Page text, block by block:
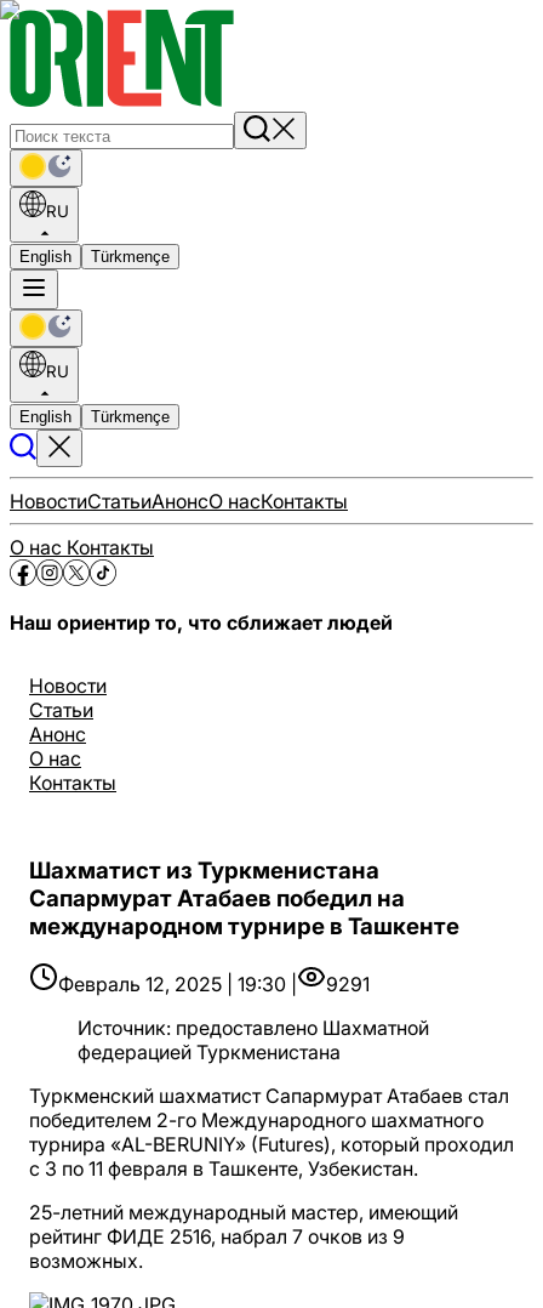
RU
English Türkmençe
RU
English Türkmençe
НовостиСтатьиАнонсО насКонтакты
О нас Контакты
Наш ориентир то, что сближает людей
Новости
Статьи
Анонс
О нас
Контакты
Шахматист из Туркменистана
Сапармурат Атабаев победил на
международном турнире в Ташкенте
Февраль 12, 2025 | 19:30 |
9291
Источник: предоставлено Шахматной
федерацией Туркменистана
Туркменский шахматист Сапармурат Атабаев стал
победителем 2-го Международного шахматного
турнира «AL-BERUNIY» (Futures), который проходил
с 3 по 11 февраля в Ташкенте, Узбекистан.
25-летний международный мастер, имеющий
рейтинг ФИДЕ 2516, набрал 7 очков из 9
возможных.